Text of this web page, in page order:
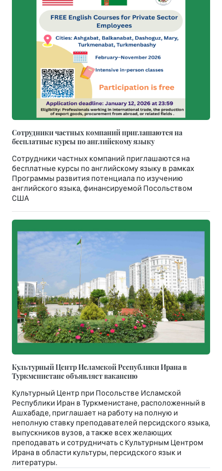
Сотрудники частных компаний приглашаются на
бесплатные курсы по английскому языку
Сотрудники частных компаний приглашаются на
бесплатные курсы по английскому языку в рамках
Программы развития потенциала по изучению
английского языка, финансируемой Посольством
США
Культурный Центр Исламской Республики Ирана в
Туркменистане объявляет вакансию
Культурный Центр при Посольстве Исламской
Республики Иран в Туркменистане, расположенный в
Ашхабаде, приглашает на работу на полную и
неполную ставку преподавателей персидского языка,
выпускников вузов, а также всех желающих
преподавать и сотрудничать с Культурным Центром
Ирана в области культуры, персидского язык и
литературы.